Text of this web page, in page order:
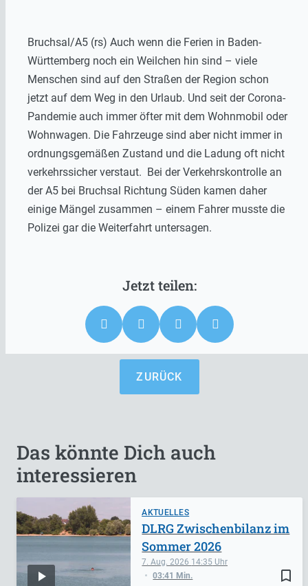
Bruchsal/A5 (rs) Auch wenn die Ferien in Baden-
Württemberg noch ein Weilchen hin sind – viele
Menschen sind auf den Straßen der Region schon
jetzt auf dem Weg in den Urlaub. Und seit der Corona-
Pandemie auch immer öfter mit dem Wohnmobil oder
Wohnwagen. Die Fahrzeuge sind aber nicht immer in
ordnungsgemäßen Zustand und die Ladung oft nicht
verkehrssicher verstaut. Bei der Verkehrskontrolle an
der A5 bei Bruchsal Richtung Süden kamen daher
einige Mängel zusammen – einem Fahrer musste die
Polizei gar die Weiterfahrt untersagen.
ZURÜCK
Das könnte Dich auch
interessieren
AKTUELLES
bookmark_border
7. Aug. 2026 14:35
03:41 Min.
DLRG Zwischenbilanz im
Sommer 2026